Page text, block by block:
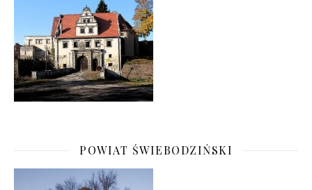
POWIAT ŚWIEBODZIŃSKI